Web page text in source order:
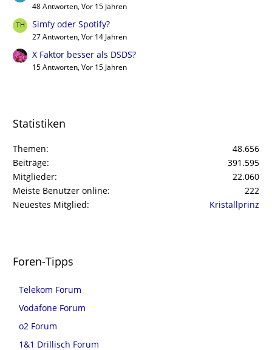
48 Antworten, Vor 15 Jahren
Simfy oder Spotify?
27 Antworten, Vor 14 Jahren
X Faktor besser als DSDS?
15 Antworten, Vor 15 Jahren
Statistiken
Themen
48.656
Beiträge
391.595
Mitglieder
22.060
Meiste Benutzer online
222
Neuestes Mitglied
Kristallprinz
Foren-Tipps
Telekom Forum
Vodafone Forum
o2 Forum
1&1 Drillisch Forum